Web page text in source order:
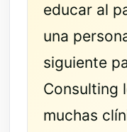
educar al
una
siguiente
Consulting
muchas